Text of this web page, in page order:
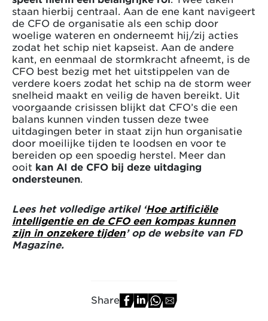
staan hierbij centraal. Aan de ene kant navigeert
de CFO de organisatie als een schip door
woelige wateren en onderneemt hij/zij acties
zodat het schip niet kapseist. Aan de andere
kant, en eenmaal de stormkracht afneemt, is de
CFO best bezig met het uitstippelen van de
verdere koers zodat het schip na de storm weer
snelheid maakt en veilig de haven bereikt. Uit
voorgaande crisissen blijkt dat CFO’s die een
balans kunnen vinden tussen deze twee
uitdagingen beter in staat zijn hun organisatie
door moeilijke tijden te loodsen en voor te
bereiden op een spoedig herstel. Meer dan
ooit kan AI de CFO bij deze uitdaging
ondersteunen
Lees het volledige artikel ‘Hoe artificiële
intelligentie en de CFO een kompas kunnen
zijn in onzekere tijden’ op de website van FD
Magazine.
Share